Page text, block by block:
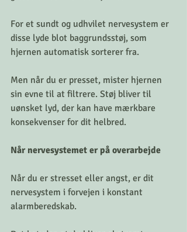
For et sundt og udhvilet nervesystem er
disse lyde blot baggrundsstøj, som
hjernen automatisk sorterer fra.
Men når du er presset, mister hjernen
sin evne til at filtrere. Støj bliver til
uønsket lyd, der kan have mærkbare
konsekvenser for dit helbred.
Når nervesystemet er på overarbejde
Når du er stresset eller angst, er dit
nervesystem i forvejen i konstant
alarmberedskab.